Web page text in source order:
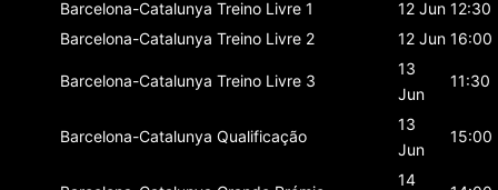
Barcelona-Catalunya Treino Livre 1 12 Jun 12:30
Barcelona-Catalunya Treino Livre 2 12 Jun 16:00
Barcelona-Catalunya Treino Livre 3
13
Jun
11:30
Barcelona-Catalunya Qualificação
13
Jun
15:00
14